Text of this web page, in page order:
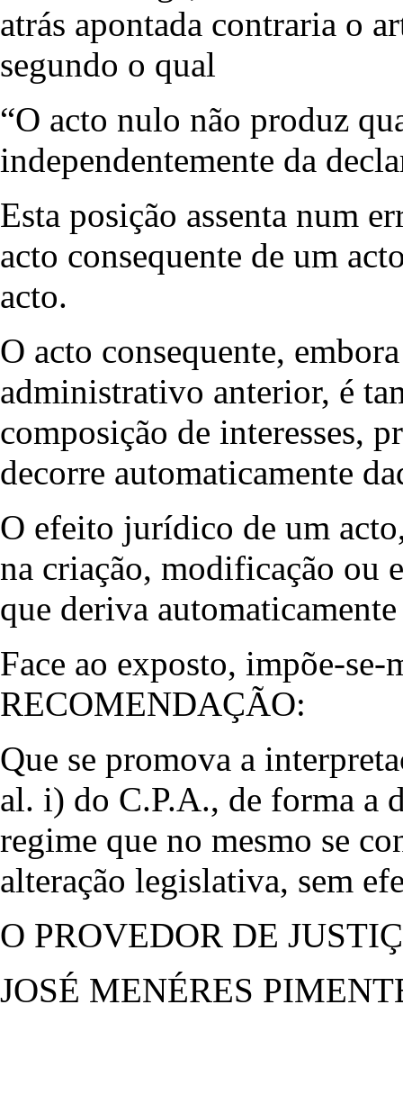
atrás apontada contraria o
segundo o qual
“O acto nulo não produz
independentemente da
Esta posição assenta num
acto consequente de um
acto.
O acto consequente,
administrativo anterior, é
composição de interesses,
decorre automaticamente
O efeito jurídico de um
na criação, modificação ou
que deriva automaticamente
Face ao exposto, impõe-
RECOMENDAÇÃO:
Que se promova a
al. i) do C.P.A., de forma a
regime que no mesmo se
alteração legislativa, sem
O PROVEDOR DE
JOSÉ MENÉRES